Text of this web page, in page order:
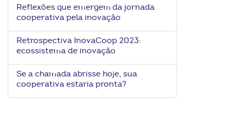
Reflexões que emergem da jornada
cooperativa pela inovação
Retrospectiva InovaCoop 2023:
ecossistema de inovação
Se a chamada abrisse hoje, sua
cooperativa estaria pronta?